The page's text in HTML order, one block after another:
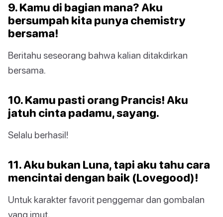
9. Kamu di bagian mana? Aku
bersumpah kita punya chemistry
bersama!
Beritahu seseorang bahwa kalian ditakdirkan
bersama.
10. Kamu pasti orang Prancis! Aku
jatuh cinta padamu, sayang.
Selalu berhasil!
11. Aku bukan Luna, tapi aku tahu cara
mencintai dengan baik (Lovegood)!
Untuk karakter favorit penggemar dan gombalan
yang imut.